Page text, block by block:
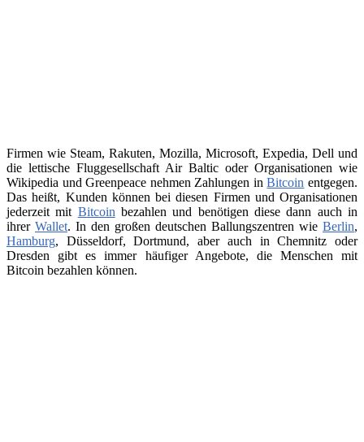
Firmen wie Steam, Rakuten, Mozilla, Microsoft, Expedia, Dell und
die lettische Fluggesellschaft Air Baltic oder Organisationen wie
Wikipedia und Greenpeace nehmen Zahlungen inBitcoin entgegen.
Das heißt, Kunden können bei diesen Firmen und Organisationen
jederzeit mit Bitcoin bezahlen und benötigen diese dann auch in
ihrer Wallet. In den großen deutschen Ballungszentren wie Berlin,
Hamburg, Düsseldorf, Dortmund, aber auch in Chemnitz oder
Dresden gibt es immer häufiger Angebote, die Menschen mit
Bitcoin bezahlen können.